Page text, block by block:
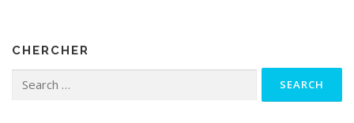
CHERCHER